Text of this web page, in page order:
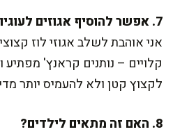
7. אפשר להוסיף אגוזים לעוגיות?
אני אוהבת לשלב אגוזי לוז
קלויים – נותנים קראנץ'
לקצוץ קטן ולא להעמיס יותר
8. האם זה מתאים לילדים?